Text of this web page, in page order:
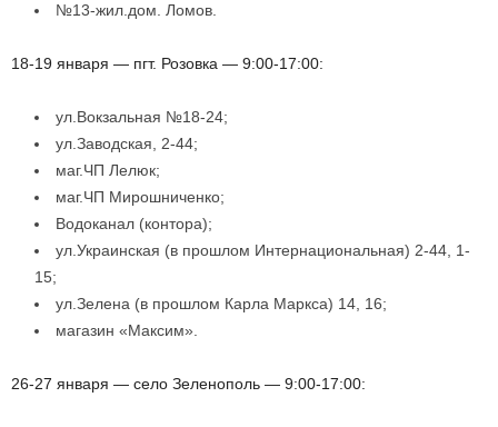
№13-жил.дом. Ломов.
18-19 января — пгт. Розовка — 9:00-17:00:
ул.Вокзальная №18-24;
ул.Заводская, 2-44;
маг.ЧП Лелюк;
маг.ЧП Мирошниченко;
Водоканал (контора);
ул.Украинская (в прошлом Интернациональная) 2-44, 1-
15;
ул.Зелена (в прошлом Карла Маркса) 14, 16;
магазин «Максим».
26-27 января — село Зеленополь — 9:00-17:00: